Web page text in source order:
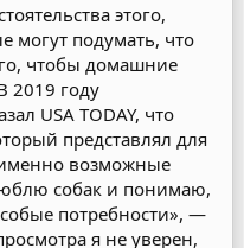
этого,
могут подумать, что
чтобы домашние
2019 году
USA TODAY, что
представлял для
возможные
собак и понимаю,
потребности», —
я не уверен,